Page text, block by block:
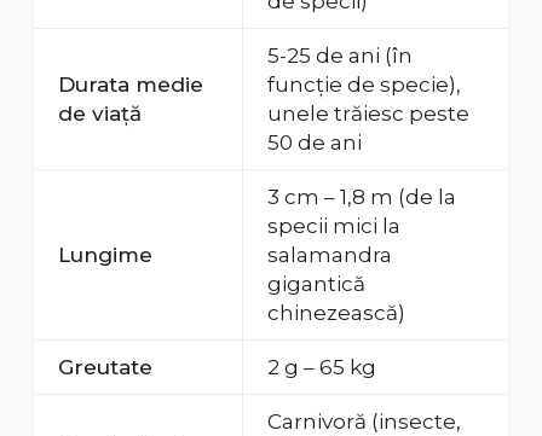
Durata medie
de viață
5-25 de ani (în
funcție de specie),
unele trăiesc peste
50 de ani
Lungime
3 cm – 1,8 m (de la
specii mici la
salamandra
gigantică
chinezească)
Greutate 2 g – 65 kg
Carnivoră (insecte,